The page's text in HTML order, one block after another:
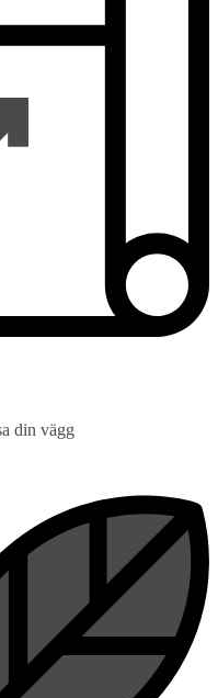
din vägg